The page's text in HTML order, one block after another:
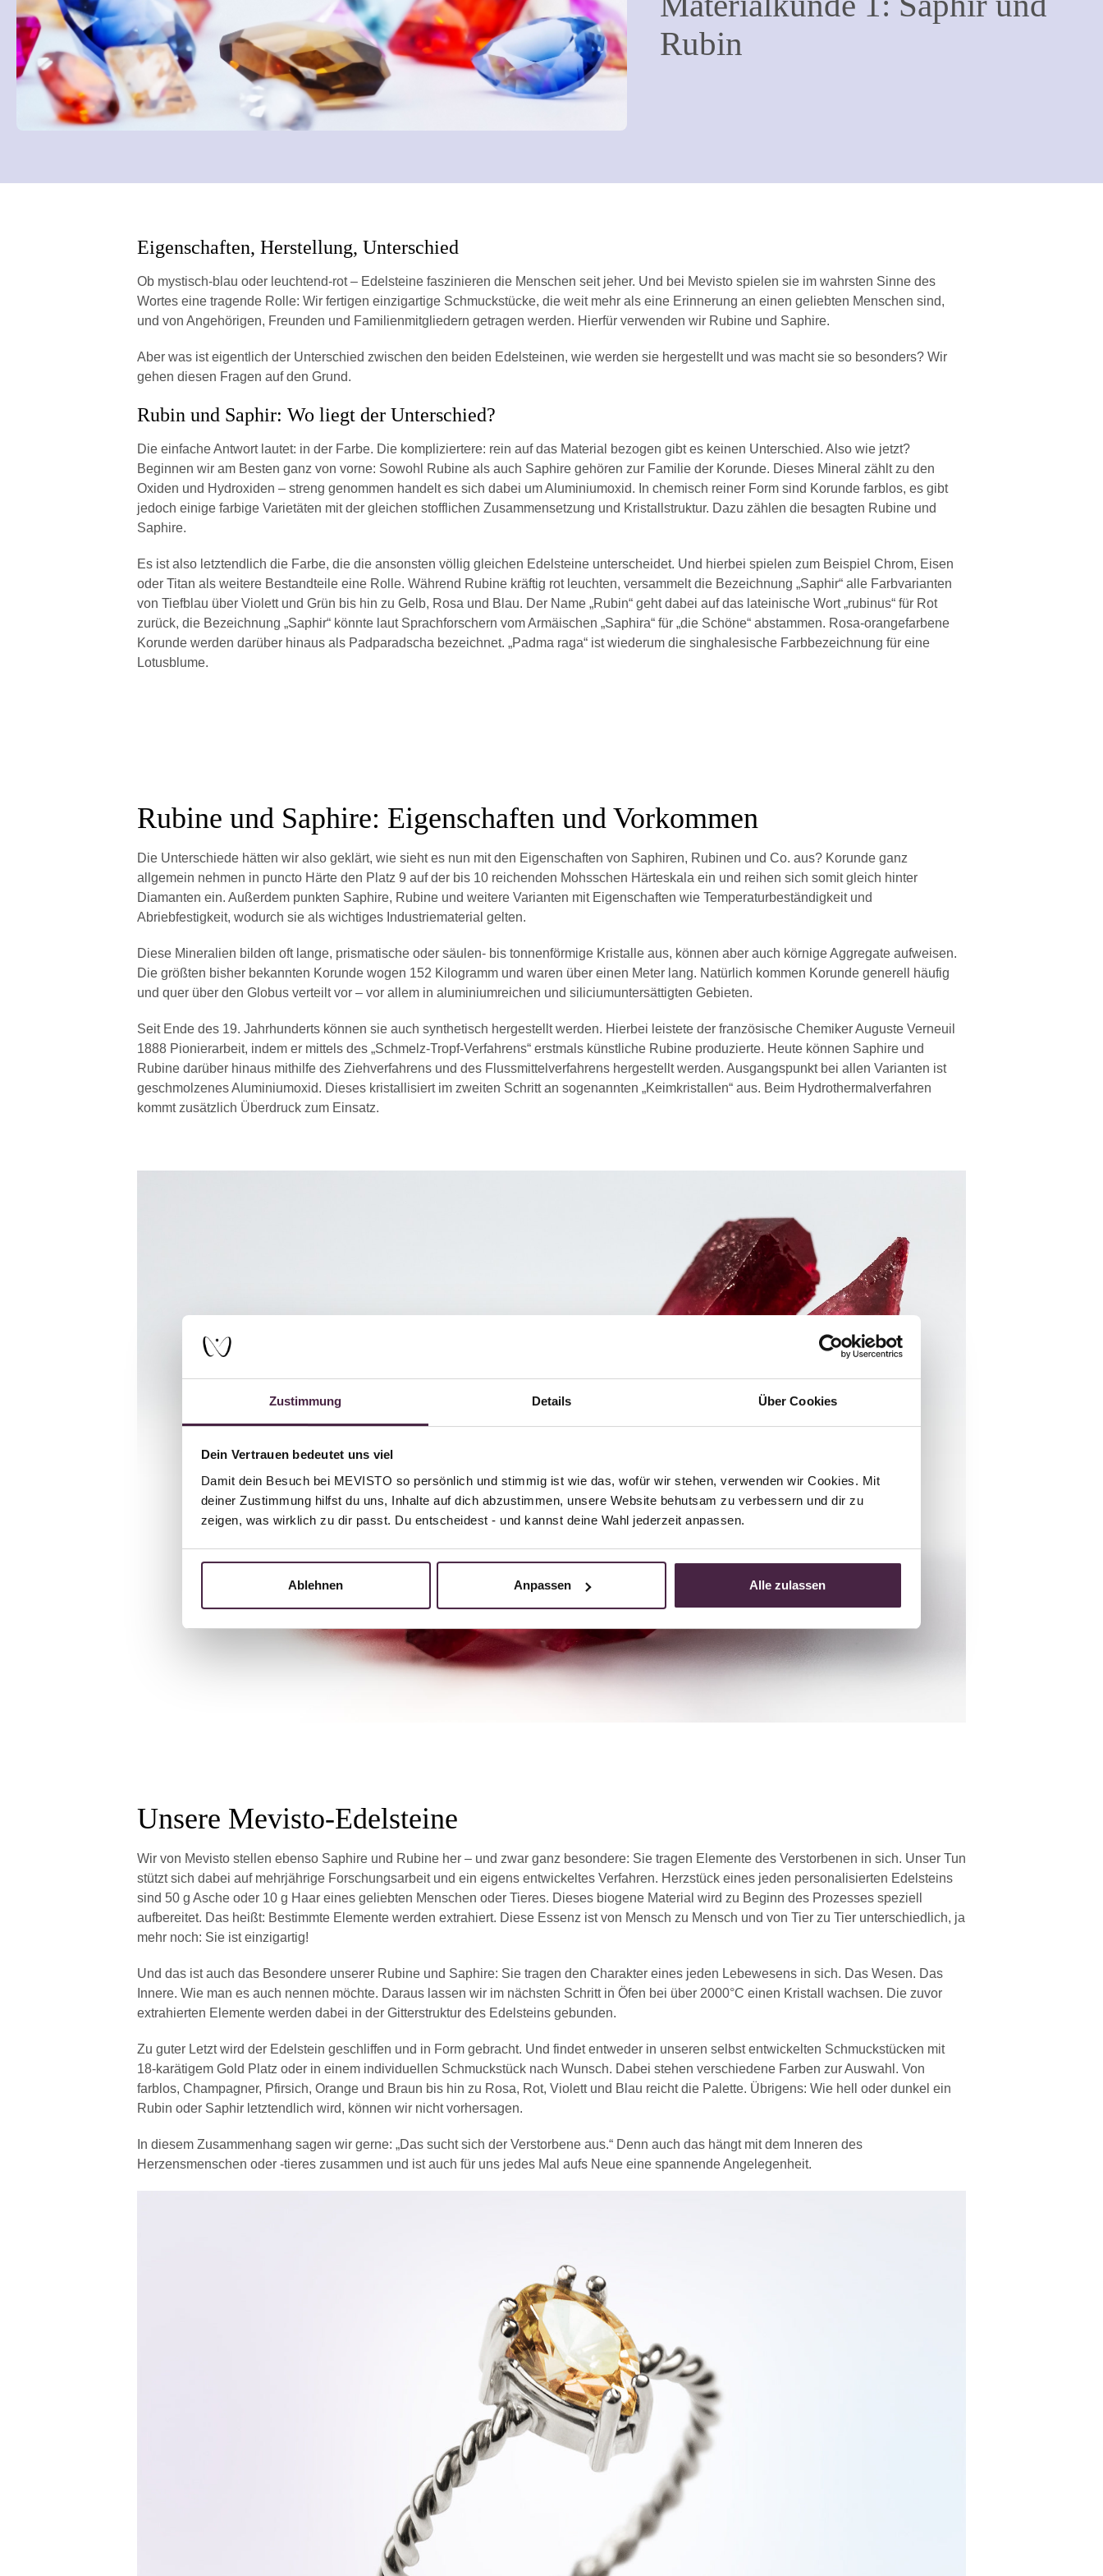
Zustimmung Details Über Cookies
Dein Vertrauen bedeutet uns viel
Damit dein Besuch bei MEVISTO so persönlich und stimmig ist wie das, wofür wir stehen, verwenden wir Cookies. Mit
deiner Zustimmung hilfst du uns, Inhalte auf dich abzustimmen, unsere Website behutsam zu verbessern und dir zu
zeigen, was wirklich zu dir passt. Du entscheidest - und kannst deine Wahl jederzeit anpassen.
Ablehnen Anpassen Alle zulassen
Rubin
Eigenschaften, Herstellung, Unterschied
Ob mystisch-blau oder leuchtend-rot – Edelsteine faszinieren die Menschen seit jeher. Und bei Mevisto spielen sie im wahrsten Sinne des
Wortes eine tragende Rolle: Wir fertigen einzigartige Schmuckstücke, die weit mehr als eine Erinnerung an einen geliebten Menschen sind,
und von Angehörigen, Freunden und Familienmitgliedern getragen werden. Hierfür verwenden wir Rubine und Saphire.
Aber was ist eigentlich der Unterschied zwischen den beiden Edelsteinen, wie werden sie hergestellt und was macht sie so besonders? Wir
gehen diesen Fragen auf den Grund.
Rubin und Saphir: Wo liegt der Unterschied?
Die einfache Antwort lautet: in der Farbe. Die kompliziertere: rein auf das Material bezogen gibt es keinen Unterschied. Also wie jetzt?
Beginnen wir am Besten ganz von vorne: Sowohl Rubine als auch Saphire gehören zur Familie der Korunde. Dieses Mineral zählt zu den
Oxiden und Hydroxiden – streng genommen handelt es sich dabei um Aluminiumoxid. In chemisch reiner Form sind Korunde farblos, es gibt
jedoch einige farbige Varietäten mit der gleichen stofflichen Zusammensetzung und Kristallstruktur. Dazu zählen die besagten Rubine und
Saphire.
Es ist also letztendlich die Farbe, die die ansonsten völlig gleichen Edelsteine unterscheidet. Und hierbei spielen zum Beispiel Chrom, Eisen
oder Titan als weitere Bestandteile eine Rolle. Während Rubine kräftig rot leuchten, versammelt die Bezeichnung „Saphir“ alle Farbvarianten
von Tiefblau über Violett und Grün bis hin zu Gelb, Rosa und Blau. Der Name „Rubin“ geht dabei auf das lateinische Wort „rubinus“ für Rot
zurück, die Bezeichnung „Saphir“ könnte laut Sprachforschern vom Armäischen „Saphira“ für „die Schöne“ abstammen. Rosa-orangefarbene
Korunde werden darüber hinaus als Padparadscha bezeichnet. „Padma raga“ ist wiederum die singhalesische Farbbezeichnung für eine
Lotusblume.
Rubine und Saphire: Eigenschaften und Vorkommen
Die Unterschiede hätten wir also geklärt, wie sieht es nun mit den Eigenschaften von Saphiren, Rubinen und Co. aus? Korunde ganz
allgemein nehmen in puncto Härte den Platz 9 auf der bis 10 reichenden Mohsschen Härteskala ein und reihen sich somit gleich hinter
Diamanten ein. Außerdem punkten Saphire, Rubine und weitere Varianten mit Eigenschaften wie Temperaturbeständigkeit und
Abriebfestigkeit, wodurch sie als wichtiges Industriematerial gelten.
Diese Mineralien bilden oft lange, prismatische oder säulen- bis tonnenförmige Kristalle aus, können aber auch körnige Aggregate aufweisen.
Die größten bisher bekannten Korunde wogen 152 Kilogramm und waren über einen Meter lang. Natürlich kommen Korunde generell häufig
und quer über den Globus verteilt vor – vor allem in aluminiumreichen und siliciumuntersättigten Gebieten.
Seit Ende des 19. Jahrhunderts können sie auch synthetisch hergestellt werden. Hierbei leistete der französische Chemiker Auguste Verneuil
1888 Pionierarbeit, indem er mittels des „Schmelz-Tropf-Verfahrens“ erstmals künstliche Rubine produzierte. Heute können Saphire und
Rubine darüber hinaus mithilfe des Ziehverfahrens und des Flussmittelverfahrens hergestellt werden. Ausgangspunkt bei allen Varianten ist
geschmolzenes Aluminiumoxid. Dieses kristallisiert im zweiten Schritt an sogenannten „Keimkristallen“ aus. Beim Hydrothermalverfahren
kommt zusätzlich Überdruck zum Einsatz.
Unsere Mevisto-Edelsteine
Wir von Mevisto stellen ebenso Saphire und Rubine her – und zwar ganz besondere: Sie tragen Elemente des Verstorbenen in sich. Unser Tun
stützt sich dabei auf mehrjährige Forschungsarbeit und ein eigens entwickeltes Verfahren. Herzstück eines jeden personalisierten Edelsteins
sind 50 g Asche oder 10 g Haar eines geliebten Menschen oder Tieres. Dieses biogene Material wird zu Beginn des Prozesses speziell
aufbereitet. Das heißt: Bestimmte Elemente werden extrahiert. Diese Essenz ist von Mensch zu Mensch und von Tier zu Tier unterschiedlich, ja
mehr noch: Sie ist einzigartig!
Und das ist auch das Besondere unserer Rubine und Saphire: Sie tragen den Charakter eines jeden Lebewesens in sich. Das Wesen. Das
Innere. Wie man es auch nennen möchte. Daraus lassen wir im nächsten Schritt in Öfen bei über 2000°C einen Kristall wachsen. Die zuvor
extrahierten Elemente werden dabei in der Gitterstruktur des Edelsteins gebunden.
Zu guter Letzt wird der Edelstein geschliffen und in Form gebracht. Und findet entweder in unseren selbst entwickelten Schmuckstücken mit
18-karätigem Gold Platz oder in einem individuellen Schmuckstück nach Wunsch. Dabei stehen verschiedene Farben zur Auswahl. Von
farblos, Champagner, Pfirsich, Orange und Braun bis hin zu Rosa, Rot, Violett und Blau reicht die Palette. Übrigens: Wie hell oder dunkel ein
Rubin oder Saphir letztendlich wird, können wir nicht vorhersagen.
In diesem Zusammenhang sagen wir gerne: „Das sucht sich der Verstorbene aus.“ Denn auch das hängt mit dem Inneren des
Herzensmenschen oder -tieres zusammen und ist auch für uns jedes Mal aufs Neue eine spannende Angelegenheit.